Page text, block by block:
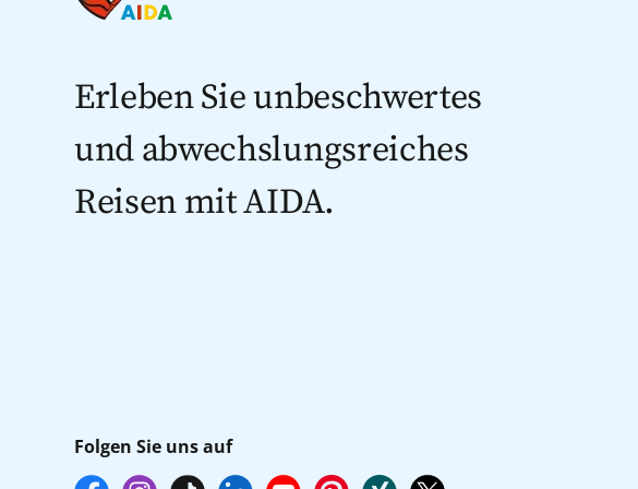
Erleben Sie unbeschwertes
und abwechslungsreiches
Reisen mit AIDA.
Folgen Sie uns auf